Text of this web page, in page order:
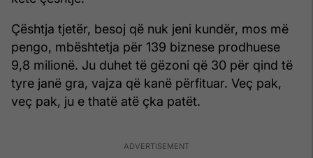
Çështja tjetër, besoj që nuk jeni kundër, mos më
pengo, mbështetja për 139 biznese prodhuese
9,8 milionë. Ju duhet të gëzoni që 30 për qind të
tyre janë gra, vajza që kanë përfituar. Veç pak,
veç pak, ju e thatë atë çka patët.